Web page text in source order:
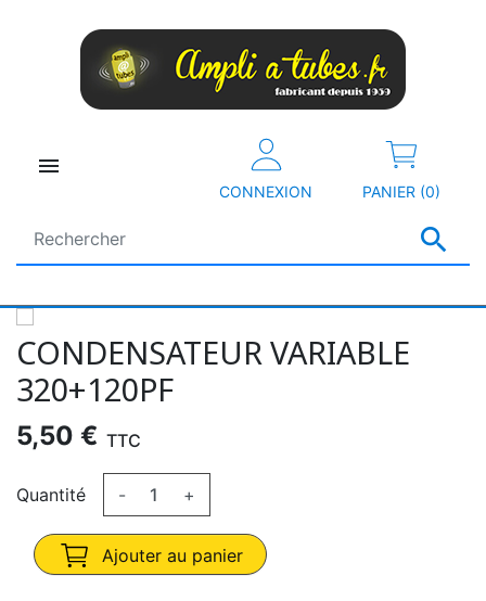


CONNEXION PANIER (0)
CONDENSATEUR VARIABLE
320+120PF
5,50 € TTC
Quantité - +
Ajouter au panier